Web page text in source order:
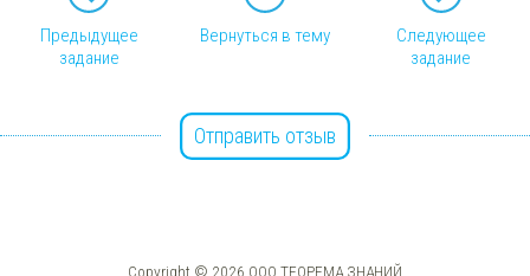
Предыдущее
задание
Вернуться в тему
Следующее
задание
Отправить отзыв
Copyright © 2026 ООО ТЕОРЕМА ЗНАНИЙ